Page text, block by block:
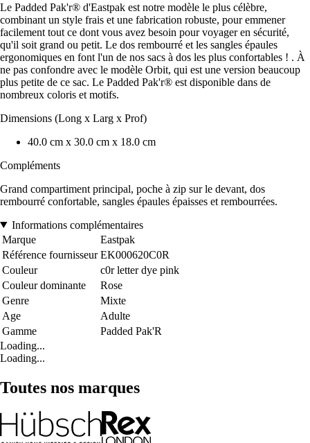
Le Padded Pak'r® d'Eastpak est notre modèle le plus célèbre,
combinant un style frais et une fabrication robuste, pour emmener
facilement tout ce dont vous avez besoin pour voyager en sécurité,
qu'il soit grand ou petit. Le dos rembourré et les sangles épaules
ergonomiques en font l'un de nos sacs à dos les plus confortables ! . À
ne pas confondre avec le modèle Orbit, qui est une version beaucoup
plus petite de ce sac. Le Padded Pak'r® est disponible dans de
nombreux coloris et motifs.
Dimensions (Long x Larg x Prof)
40.0 cm x 30.0 cm x 18.0 cm
Compléments
Grand compartiment principal, poche à zip sur le devant, dos
rembourré confortable, sangles épaules épaisses et rembourrées.
Informations complémentaires
Marque
Eastpak
Référence fournisseur EK000620C0R
Couleur
c0r letter dye pink
Couleur dominante
Rose
Genre
Mixte
Age
Adulte
Gamme
Padded Pak'R
Loading...
Loading...
Toutes nos marques